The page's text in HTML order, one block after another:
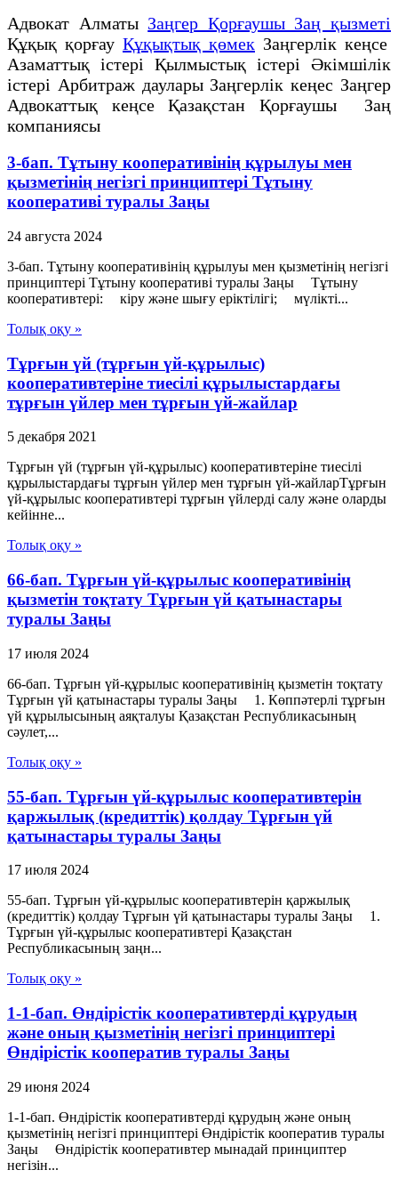
Адвокат Алматы Заңгер Қорғаушы Заң қызметі
Құқық қорғау Құқықтық қөмек Заңгерлік кеңсе
Азаматтық істері Қылмыстық істері Әкімшілік
істері Арбитраж даулары Заңгерлік кеңес Заңгер
Адвокаттық кеңсе Қазақстан Қорғаушы Заң
компаниясы
3-бап. Тұтыну кооперативiнiң құрылуы мен
қызметiнiң негiзгі принциптерi Тұтыну
кооперативі туралы Заңы
24 августа 2024
3-бап. Тұтыну кооперативiнiң құрылуы мен қызметiнiң негiзгі
принциптерi Тұтыну кооперативі туралы Заңы Тұтыну
кооперативтерi: кiру және шығу ерiктiлiгi; мүлiктi...
Толық оқу »
Тұрғын үй (тұрғын үй-құрылыс)
кооперативтеріне тиесілі құрылыстардағы
тұрғын үйлер мен тұрғын үй-жайлар
5 декабря 2021
Тұрғын үй (тұрғын үй-құрылыс) кооперативтеріне тиесілі
құрылыстардағы тұрғын үйлер мен тұрғын үй-жайларТұрғын
үй-құрылыс кооперативтері тұрғын үйлерді салу және оларды
кейінне...
Толық оқу »
66-бап. Тұрғын үй-құрылыс кооперативінің
қызметін тоқтату Тұрғын үй қатынастары
туралы Заңы
17 июля 2024
66-бап. Тұрғын үй-құрылыс кооперативінің қызметін тоқтату
Тұрғын үй қатынастары туралы Заңы 1. Көппәтерлі тұрғын
үй құрылысының аяқталуы Қазақстан Республикасының
сәулет,...
Толық оқу »
55-бап. Тұрғын үй-құрылыс кооперативтерін
қаржылық (кредиттік) қолдау Тұрғын үй
қатынастары туралы Заңы
17 июля 2024
55-бап. Тұрғын үй-құрылыс кооперативтерін қаржылық
(кредиттік) қолдау Тұрғын үй қатынастары туралы Заңы 1.
Тұрғын үй-құрылыс кооперативтері Қазақстан
Республикасының заңн...
Толық оқу »
1-1-бап. Өндiрiстiк кооперативтердi құрудың
және оның қызметiнiң негiзгi принциптерi
Өндiрiстiк кооператив туралы Заңы
29 июня 2024
1-1-бап. Өндiрiстiк кооперативтердi құрудың және оның
қызметiнiң негiзгi принциптерi Өндiрiстiк кооператив туралы
Заңы Өндiрiстiк кооперативтер мынадай принциптер
негiзiн...